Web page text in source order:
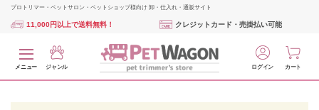
プロトリマー・ペットサロン・ペットショップ様向け 卸・仕入れ・通販サイト
11,000円以上で送料無料！ クレジットカード・売掛払い可能
メニュー ジャンル ログイン カート